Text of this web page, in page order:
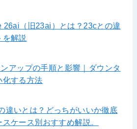
26ai（旧23ai）とは？23cとの違
解説
アップの手順と影響｜ダウンタ
化する方法
違いとは？どっちがいいか徹底
ケース別おすすめ解説。